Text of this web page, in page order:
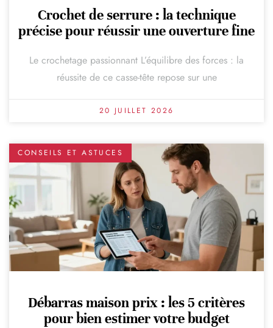
Crochet de serrure : la technique
précise pour réussir une ouverture fine
Le crochetage passionnant L’équilibre des forces : la
réussite de ce casse-tête repose sur une
20 JUILLET 2026
CONSEILS ET ASTUCES
Débarras maison prix : les 5 critères
pour bien estimer votre budget